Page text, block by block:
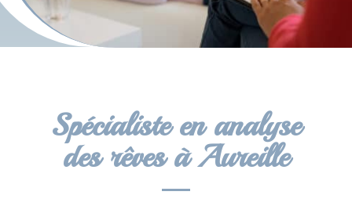
Spécialiste en analyse
des rêves à Aureille